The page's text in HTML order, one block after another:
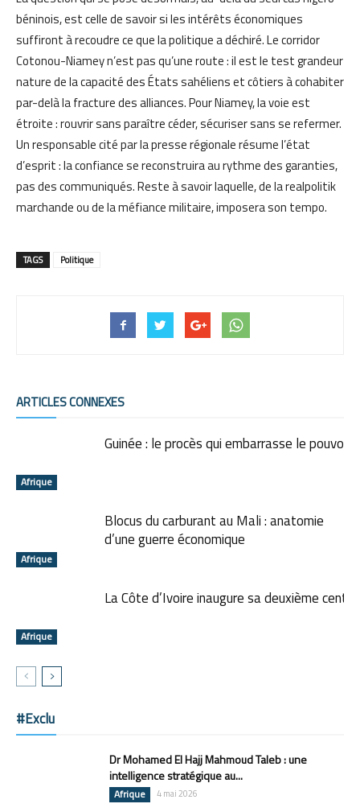
béninois, est celle de savoir si les intérêts économiques
suffiront à recoudre ce que la politique a déchiré. Le corridor
Cotonou-Niamey n’est pas qu’une route : il est le test grandeur
nature de la capacité des États sahéliens et côtiers à cohabiter
par-delà la fracture des alliances. Pour Niamey, la voie est
étroite : rouvrir sans paraître céder, sécuriser sans se refermer.
Un responsable cité par la presse régionale résume l’état
d’esprit : la confiance se reconstruira au rythme des garanties,
pas des communiqués. Reste à savoir laquelle, de la realpolitik
marchande ou de la méfiance militaire, imposera son tempo.
TAGS Politique
ARTICLES CONNEXES
Afrique
Guinée : le procès qui embarrasse le pouvoir
Afrique
Blocus du carburant au Mali : anatomie
d’une guerre économique
Afrique
La Côte d’Ivoire inaugure sa deuxième
#Exclu
Dr Mohamed El Hajj Mahmoud Taleb : une
intelligence stratégique au...
Afrique 4 mai 2026